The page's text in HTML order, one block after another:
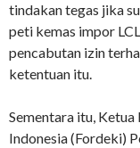
tindakan tegas jika
peti kemas impor
pencabutan izin
ketentuan itu.
Sementara itu,
Indonesia (Fordeki)